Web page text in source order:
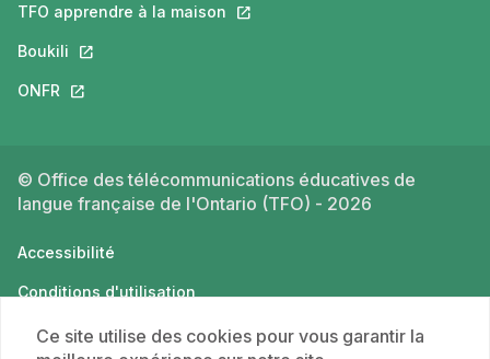
TFO apprendre à la maison Ce lien s'ouvrira dans un nouvel
Boukili Ce lien s'ouvrira dans un nouvel onglet.
ONFR Ce lien s'ouvrira dans un nouvel onglet.
© Office des télécommunications éducatives de
langue française de l'Ontario (TFO) - 2026
Accessibilité
Conditions d'utilisation
Politique de confidentialité
Ce site utilise des cookies pour vous garantir la